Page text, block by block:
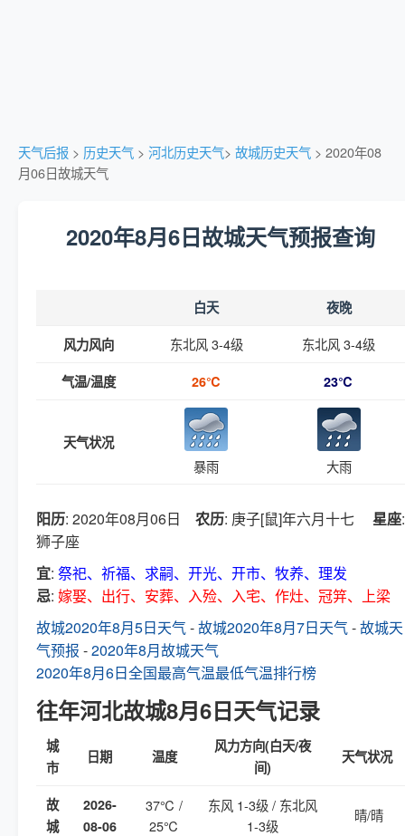
天气后报 > 历史天气 > 河北历史天气> 故城历史天气 > 2020年08
月06日故城天气
2020年8月6日故城天气预报查询
白天 夜晚
风力风向 东北风 3-4级 东北风 3-4级
气温/温度 26℃ 23℃
天气状况
暴雨 大雨
阳历: 2020年08月06日 农历: 庚子[鼠]年六月十七 星座:
狮子座
宜: 祭祀、祈福、求嗣、开光、开市、牧养、理发
忌: 嫁娶、出行、安葬、入殓、入宅、作灶、冠笄、上梁
故城2020年8月5日天气-故城2020年8月7日天气-故城天
气预报 -2020年8月故城天气
2020年8月6日全国最高气温最低气温排行榜
往年河北故城8月6日天气记录
城
市
日期 温度
风力方向(白天/夜
间)
天气状况
故
城
2026-
08-06
37℃ /
25℃
东风 1-3级 / 东北风
1-3级
晴/晴